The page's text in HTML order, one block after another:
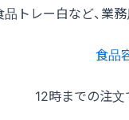
品トレー白など、業
食品
12時までの注文